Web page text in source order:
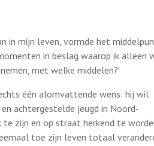
in mijn leven, vormde het
in beslag waarop ik alleen
met welke middelen?’
één alomvattende wens: hij wil
achtergestelde jeugd in Noord-
zijn en op straat herkend te
toe zijn leven totaal